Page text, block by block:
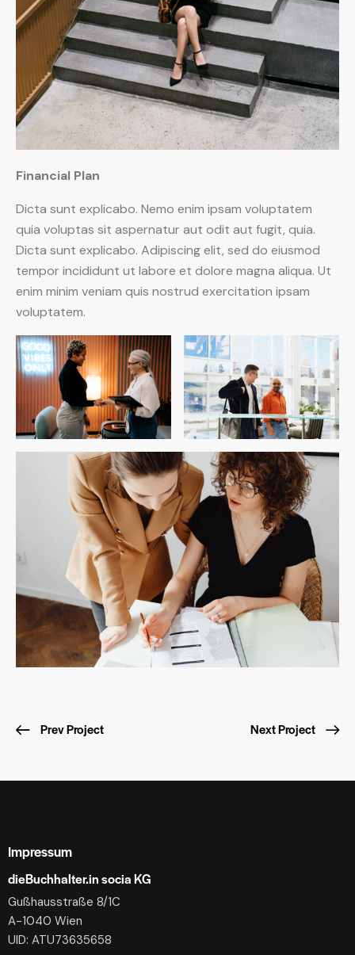
Financial Plan
Dicta sunt explicabo. Nemo enim ipsam voluptatem
quia voluptas sit aspernatur aut odit aut fugit, quia.
Dicta sunt explicabo. Adipiscing elit, sed do eiusmod
tempor incididunt ut labore et dolore magna aliqua. Ut
enim minim veniam quis nostrud exercitation ipsam
voluptatem.
Prev Project Next Project
Impressum
dieBuchhalter.in socia KG
Gußhausstraße 8/1C
A-1040 Wien
UID: ATU73635658